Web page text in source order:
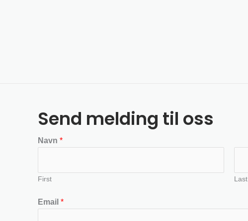
Send melding til oss
Navn*
First Last
Email*